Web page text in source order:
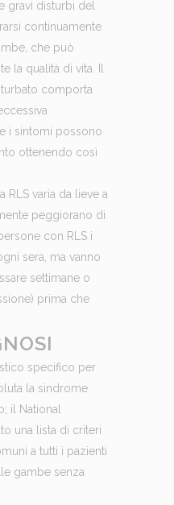
gravi disturbi del
continuamente
che può
la qualità di vita. Il
comporta
i sintomi possono
ottenendo così
RLS varia da lieve a
peggiorano di
con RLS i
sera, ma vanno
settimane o
prima che
specifico per
la sindrome
il National
una lista di criteri
a tutti i pazienti
gambe senza